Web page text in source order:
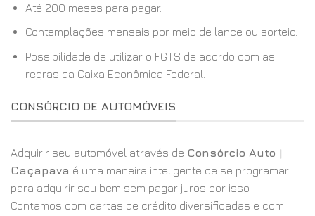
Até 200 meses para pagar.
Contemplações mensais por meio de lance ou sorteio.
Possibilidade de utilizar o FGTS de acordo com as
regras da Caixa Econômica Federal.
CONSÓRCIO DE AUTOMÓVEIS
Adquirir seu automóvel através de Consórcio Auto |
Caçapava é uma maneira inteligente de se programar
para adquirir seu bem sem pagar juros por isso.
Contamos com cartas de crédito diversificadas e com